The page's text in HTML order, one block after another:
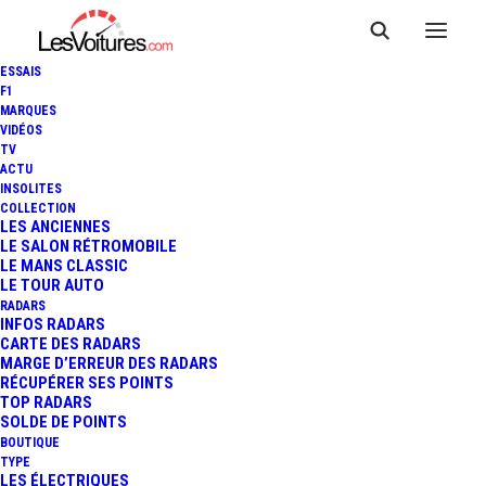
ESSAIS
F1
MARQUES
VIDÉOS
TV
ACTU
INSOLITES
COLLECTION
LES ANCIENNES
LE SALON RÉTROMOBILE
LE MANS CLASSIC
LE TOUR AUTO
RADARS
INFOS RADARS
CARTE DES RADARS
MARGE D’ERREUR DES RADARS
RÉCUPÉRER SES POINTS
TOP RADARS
SOLDE DE POINTS
BOUTIQUE
TYPE
LES ÉLECTRIQUES
12 janvier 2013
24H DE DUBAÏ : VICTOIRE